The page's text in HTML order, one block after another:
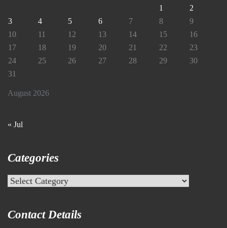
August 2026
1
2
3
4 5 6 7 8
9
10
11 12 13 14 15
16
17
18 19 20 21 22
23
24
25 26 27 28 29
30
31
« Jul
Categories
Categories
Contact Details